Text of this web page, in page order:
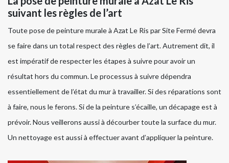
suivant les règles de l’art
Toute pose de peinture murale à Azat Le Ris par Site Fermé devra
se faire dans un total respect des règles de l’art. Autrement dit, il
est impératif de respecter les étapes à suivre pour avoir un
résultat hors du commun. Le processus à suivre dépendra
essentiellement de l’état du mur à travailler. Si des réparations sont
à faire, nous le ferons. Si de la peinture s’écaille, un décapage est à
prévoir. Nous veillerons aussi à décourber toute la surface du mur.
Un nettoyage est aussi à effectuer avant d’appliquer la peinture.